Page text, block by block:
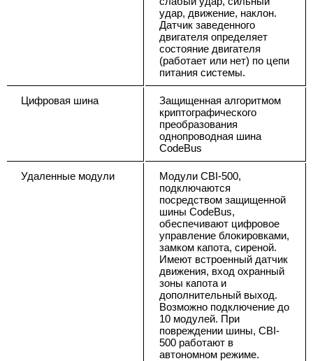
удар, движение, наклон.
Датчик заведенного
двигателя определяет
состояние двигателя
(работает или нет) по цепи
питания системы.
Цифровая шина
Защищенная алгоритмом
криптографического
преобразования
однопроводная шина
CodeBus
Удаленные модули
Модули CBI-500,
подключаются
посредством защищенной
шины CodeBus,
обеспечивают цифровое
управление блокировками,
замком капота, сиреной.
Имеют встроенный датчик
движения, вход охранный
зоны капота и
дополнительный выход.
Возможно подключение до
10 модулей. При
повреждении шины, CBI-
500 работают в
автономном режиме.